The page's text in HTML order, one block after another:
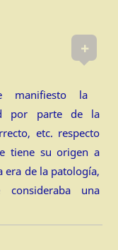
+
manifiesto la
por parte de la
etc. respecto
tiene su origen a
era de la patología,
una